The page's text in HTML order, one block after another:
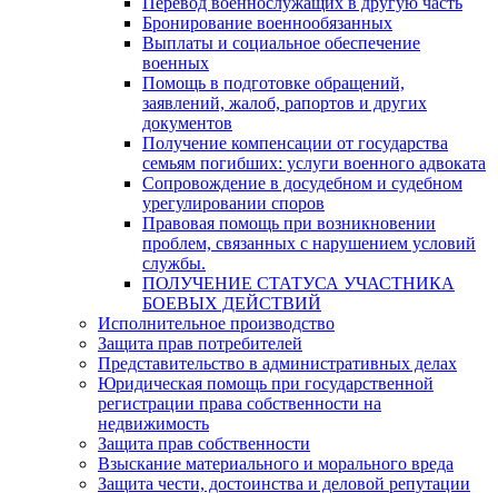
Бронирование военнообязанных
Выплаты и социальное обеспечение
военных
Помощь в подготовке обращений,
заявлений, жалоб, рапортов и других
документов
Получение компенсации от государства
семьям погибших: услуги военного адвоката
Сопровождение в досудебном и судебном
урегулировании споров
Правовая помощь при возникновении
проблем, связанных с нарушением условий
службы.
ПОЛУЧЕНИЕ СТАТУСА УЧАСТНИКА
БОЕВЫХ ДЕЙСТВИЙ
Исполнительное производство
Защита прав потребителей
Представительство в административных делах
Юридическая помощь при государственной
регистрации права собственности на
недвижимость
Защита прав собственности
Взыскание материального и морального вреда
Защита чести, достоинства и деловой репутации